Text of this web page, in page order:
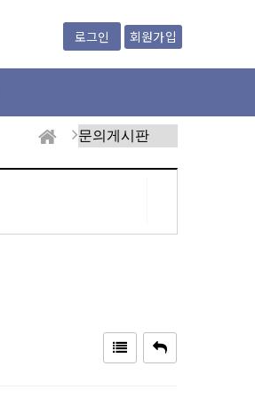
로그인 회원가입